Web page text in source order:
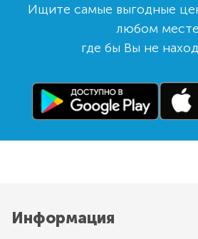
Ищите самые выгодные
любом
где бы Вы не
Информация